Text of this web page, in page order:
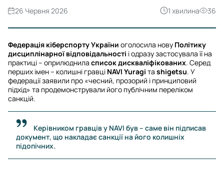
1 хвилина 36
26 Червня 2026
Федерація кіберспорту України оголосила нову Політику
дисциплінарної відповідальності і одразу застосувала її на
практиці – оприлюднила список дискваліфікованих. Серед
перших імен – колишні гравці NAVI Yuragi та shigetsu. У
федерації заявили про «чесний, прозорий і принциповий
підхід» та продемонстрували його публічним переліком
санкцій.
Керівником гравців у NAVI був – саме він підписав
документ, що накладає санкції на його колишніх
підопічних.